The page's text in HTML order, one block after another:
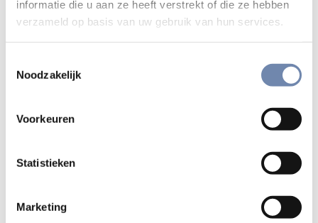
informatie die u aan ze heeft verstrekt of die ze hebben
verzameld op basis van uw gebruik van hun services.
Noodzakelijk
Voorkeuren
Statistieken
Marketing
Portretten van jezuïeten